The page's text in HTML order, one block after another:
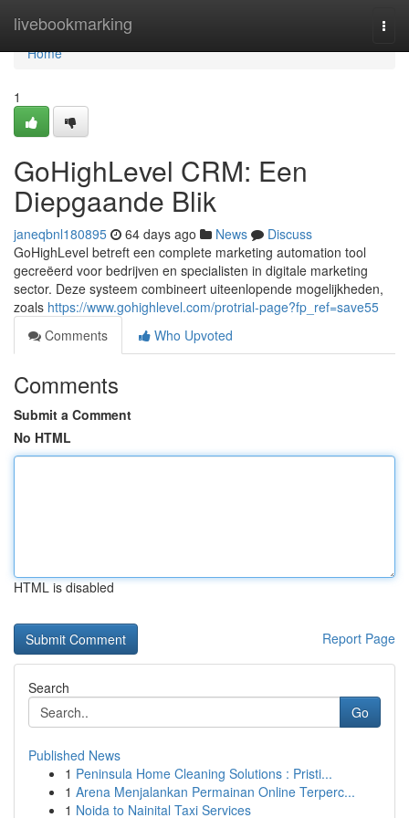
livebookmarking
Home
Home
1
GoHighLevel CRM: Een
Diepgaande Blik
janeqbnl180895 64 days ago News
Discuss
GoHighLevel betreft een complete marketing automation tool
gecreëerd voor bedrijven en specialisten in digitale marketing
sector. Deze systeem combineert uiteenlopende mogelijkheden,
zoals https://www.gohighlevel.com/protrial-page?fp_ref=save55
Comments
Who Upvoted
Comments
Submit a Comment
No HTML
HTML is disabled
Report Page
Search
Go
Published News
1 Peninsula Home Cleaning Solutions : Pristi...
1 Arena Menjalankan Permainan Online Terperc...
1 Noida to Nainital Taxi Services